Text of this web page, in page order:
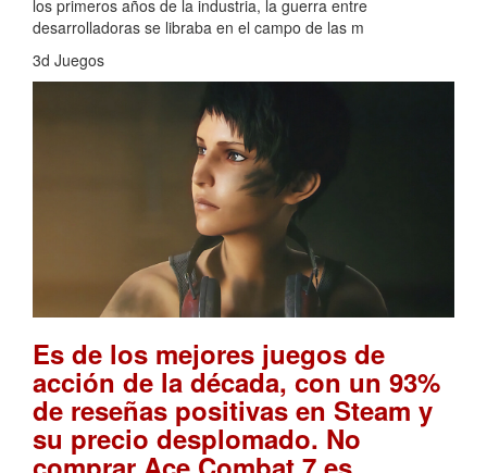
los primeros años de la industria, la guerra entre
desarrolladoras se libraba en el campo de las m
3d Juegos
Es de los mejores juegos de
acción de la década, con un 93%
de reseñas positivas en Steam y
su precio desplomado. No